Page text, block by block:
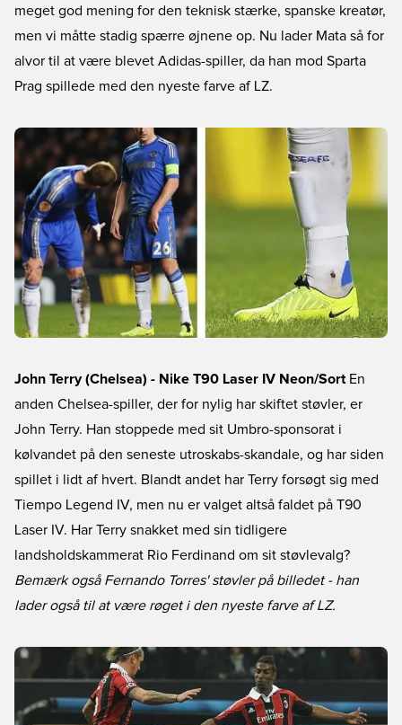
meget god mening for den teknisk stærke, spanske kreatør,
men vi måtte stadig spærre øjnene op. Nu lader Mata så for
alvor til at være blevet Adidas-spiller, da han mod Sparta
Prag spillede med den nyeste farve af LZ.
John Terry (Chelsea) - Nike T90 Laser IV Neon/Sort En
anden Chelsea-spiller, der for nylig har skiftet støvler, er
John Terry. Han stoppede med sit Umbro-sponsorat i
kølvandet på den seneste utroskabs-skandale, og har siden
spillet i lidt af hvert. Blandt andet har Terry forsøgt sig med
Tiempo Legend IV, men nu er valget altså faldet på T90
Laser IV. Har Terry snakket med sin tidligere
landsholdskammerat Rio Ferdinand om sit støvlevalg?
Bemærk også Fernando Torres' støvler på billedet - han
lader også til at være røget i den nyeste farve af LZ.